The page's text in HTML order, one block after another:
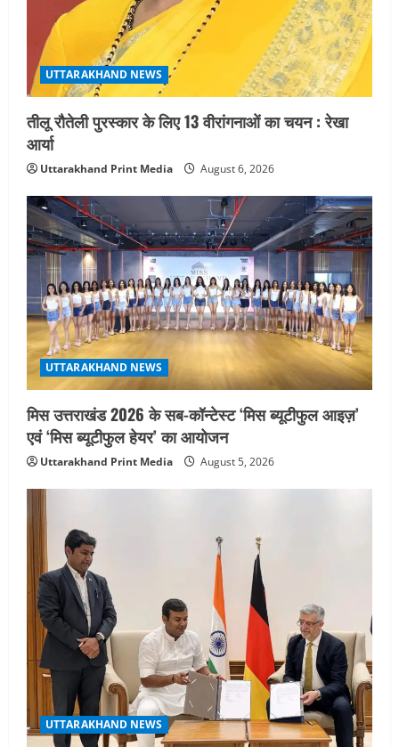
UTTARAKHAND NEWS
तीलू रौतेली पुरस्कार के लिए 13 वीरांगनाओं का चयन : रेखा
आर्या
Uttarakhand Print Media August 6, 2026
UTTARAKHAND NEWS
मिस उत्तराखंड 2026 के सब-कॉन्टेस्ट ‘मिस ब्यूटीफुल आइज़’
एवं ‘मिस ब्यूटीफुल हेयर’ का आयोजन
Uttarakhand Print Media August 5, 2026
UTTARAKHAND NEWS